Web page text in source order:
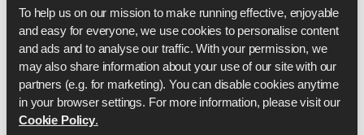
To help us on our mission to make running effective, enjoyable
and easy for everyone, we use cookies to personalise content
and ads and to analyse our traffic. With your permission, we
may also share information about your use of our site with our
partners (e.g. for marketing). You can disable cookies anytime
in your browser settings. For more information, please visit our
Cookie Policy.
Ready to take the next step
with your running?
Whether you're aiming for your first finish line or
chasing a new PB, our expert-led training plans can help